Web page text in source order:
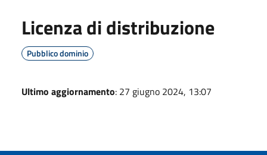
Licenza di distribuzione
Pubblico dominio
Ultimo aggiornamento: 27 giugno 2024, 13:07